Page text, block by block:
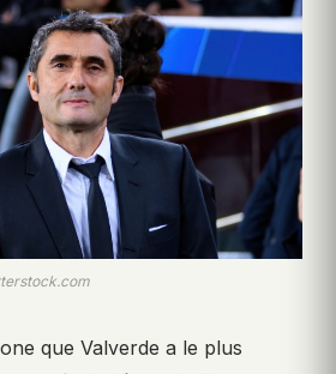
que Valverde a le plus